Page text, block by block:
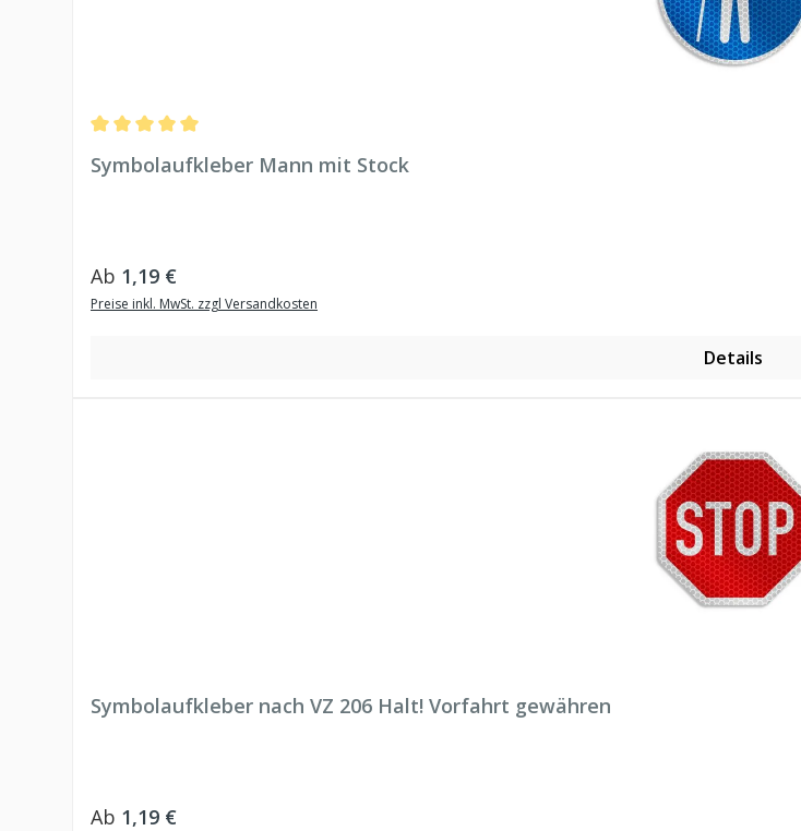
Symbolaufkleber Mann mit Stock
Regulärer Preis:
Ab 1,19 €
Preise inkl. MwSt. zzgl Versandkosten
Details
Symbolaufkleber nach VZ 206 Halt! Vorfahrt gewähren
Regulärer Preis:
Ab 1,19 €